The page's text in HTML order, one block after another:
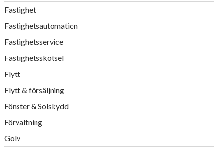
Fastighet
Fastighetsautomation
Fastighetsservice
Fastighetsskötsel
Flytt
Flytt & försäljning
Fönster & Solskydd
Förvaltning
Golv